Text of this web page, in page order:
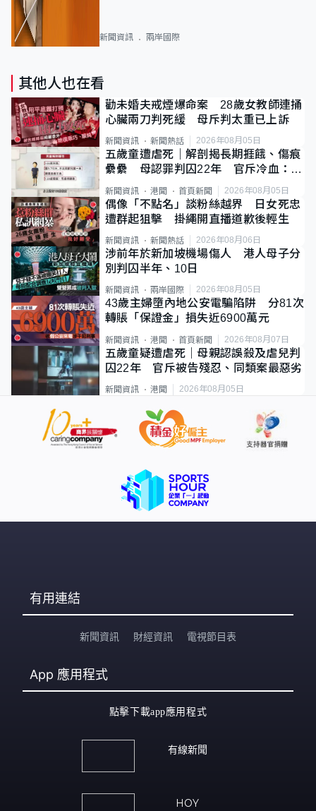
新聞資訊 兩岸國際
其他人也在看
勸未婚夫戒煙爆命案 28歲女教師連捅
心臟兩刀判死緩 母斥判太重已上訴
新聞資訊 新聞熱話 2026年08月05日
五歲童遭虐死｜解剖揭長期捱餓、傷痕
纍纍 母認罪判囚22年 官斥冷血：同
類案最惡劣
新聞資訊 港聞 首頁新聞 2026年08月05日
偶像「不點名」談粉絲越界 日女死忠
遭群起狙擊 掛繩開直播道歉後輕生
新聞資訊 新聞熱話 2026年08月06日
涉前年於新加坡機場傷人 港人母子分
別判囚半年、10日
新聞資訊 兩岸國際 2026年08月05日
43歲主婦墮內地公安電騙陷阱 分81次
轉賬「保證金」損失近6900萬元
新聞資訊 港聞 首頁新聞 2026年08月07日
五歲童疑遭虐死｜母親認誤殺及虐兒判
囚22年 官斥被告殘忍、同類案最惡劣
新聞資訊 港聞 2026年08月05日
有用連結
新聞資訊 財經資訊 電視節目表
App 應用程式
點擊下載app應用程式
有線新聞
HOY